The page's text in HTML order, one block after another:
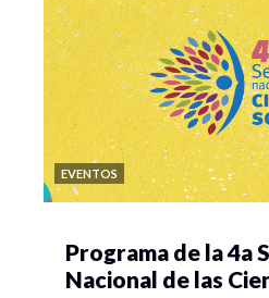
EVENTOS
Programa de la 4a
Nacional de las